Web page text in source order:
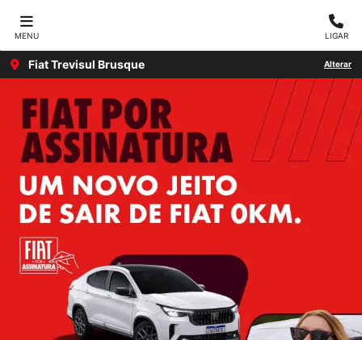
MENU LIGAR
Fiat Trevisul Brusque Alterar